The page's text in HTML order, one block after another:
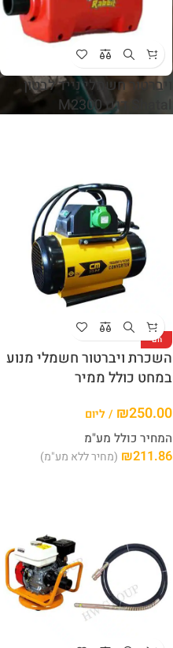
ויברטור חשמלי נייד לבטון
Shatal דגם M2300
חם
השכרת ויברטור חשמלי מנוע
במחט כולל ממיר
₪250.00 / ליום
המחיר כולל מע"מ
₪211.86 (מחיר ללא מע"מ)